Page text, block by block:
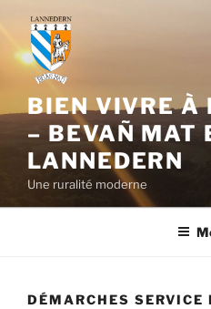
contenu
principal
BIEN VIVRE À
– BEVAÑ MAT
LANNEDERN
Une ruralité moderne
DÉMARCHES SERVICE